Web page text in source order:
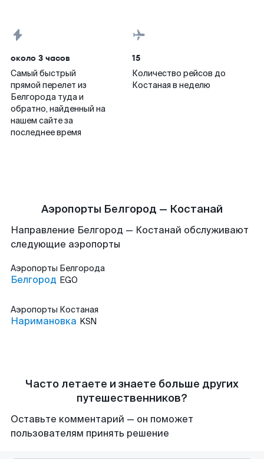
около 3 часов
Самый быстрый
прямой перелет из
Белгорода туда и
обратно, найденный на
нашем сайте за
последнее время
15
Количество рейсов до
Костаная в неделю
Аэропорты Белгород — Костанай
Направление Белгород — Костанай обслуживают
следующие аэропорты
Аэропорты Белгорода
Белгород EGO
Аэропорты Костаная
Наримановка KSN
Часто летаете и знаете больше других
путешественников?
Оставьте комментарий — он поможет
пользователям принять решение